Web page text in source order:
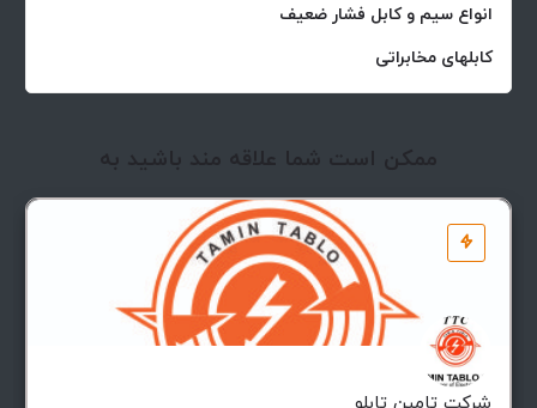
انواع سیم و کابل فشار ضعیف
کابلهای مخابراتی
ممکن است شما علاقه مند باشید به